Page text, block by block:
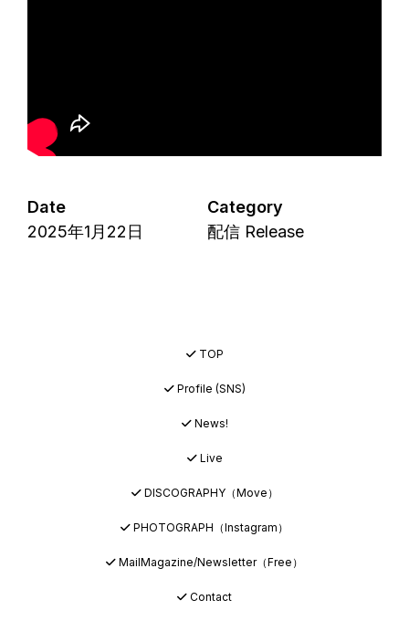
Date
2025年1月22日
Category
配信 Release
TOP
Profile (SNS)
News!
Live
DISCOGRAPHY（Move）
PHOTOGRAPH（Instagram）
MailMagazine/Newsletter（Free）
Contact